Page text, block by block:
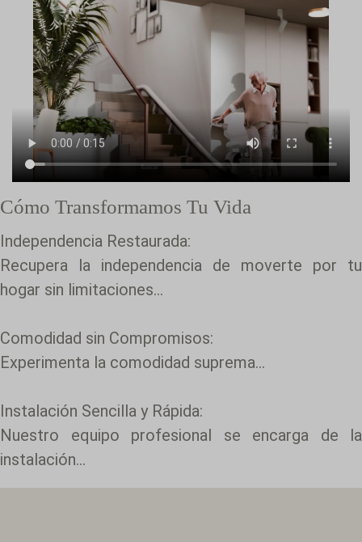
Cómo Transformamos Tu Vida
Independencia Restaurada:
Recupera la independencia de moverte por tu
hogar sin limitaciones...
Comodidad sin Compromisos:
Experimenta la comodidad suprema...
Instalación Sencilla y Rápida:
Nuestro equipo profesional se encarga de la
instalación...